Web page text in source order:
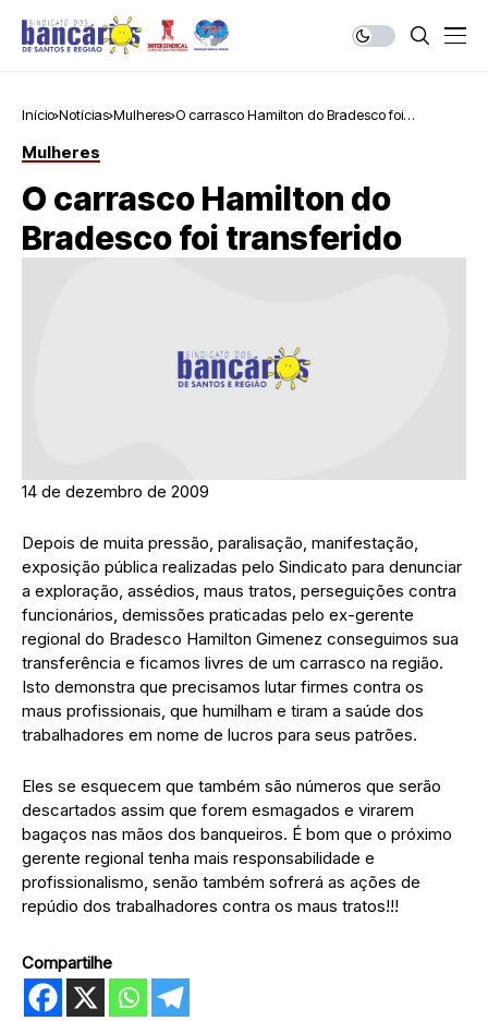
Início Notícias Mulheres O carrasco Hamilton do Bradesco foi
Mulheres
O carrasco Hamilton do
Bradesco foi transferido
14 de dezembro de 2009
Depois de muita pressão, paralisação, manifestação,
exposição pública realizadas pelo Sindicato para denunciar
a exploração, assédios, maus tratos, perseguições contra
funcionários, demissões praticadas pelo ex-gerente
regional do Bradesco Hamilton Gimenez conseguimos sua
transferência e ficamos livres de um carrasco na região.
Isto demonstra que precisamos lutar firmes contra os
maus profissionais, que humilham e tiram a saúde dos
trabalhadores em nome de lucros para seus patrões.
Eles se esquecem que também são números que serão
descartados assim que forem esmagados e virarem
bagaços nas mãos dos banqueiros. É bom que o próximo
gerente regional tenha mais responsabilidade e
profissionalismo, senão também sofrerá as ações de
repúdio dos trabalhadores contra os maus tratos!!!
Compartilhe